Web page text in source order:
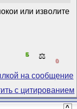
или изволите
5 ⚖️
0